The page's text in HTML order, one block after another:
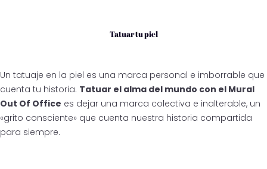
Tatuar tu piel
Un tatuaje en la piel es una marca personal e imborrable que
cuenta tu historia. Tatuar el alma del mundo con el Mural
Out Of Office es dejar una marca colectiva e inalterable, un
«grito consciente» que cuenta nuestra historia compartida
para siempre.